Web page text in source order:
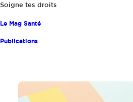
Soigne tes droits
Le Mag Santé
Publications